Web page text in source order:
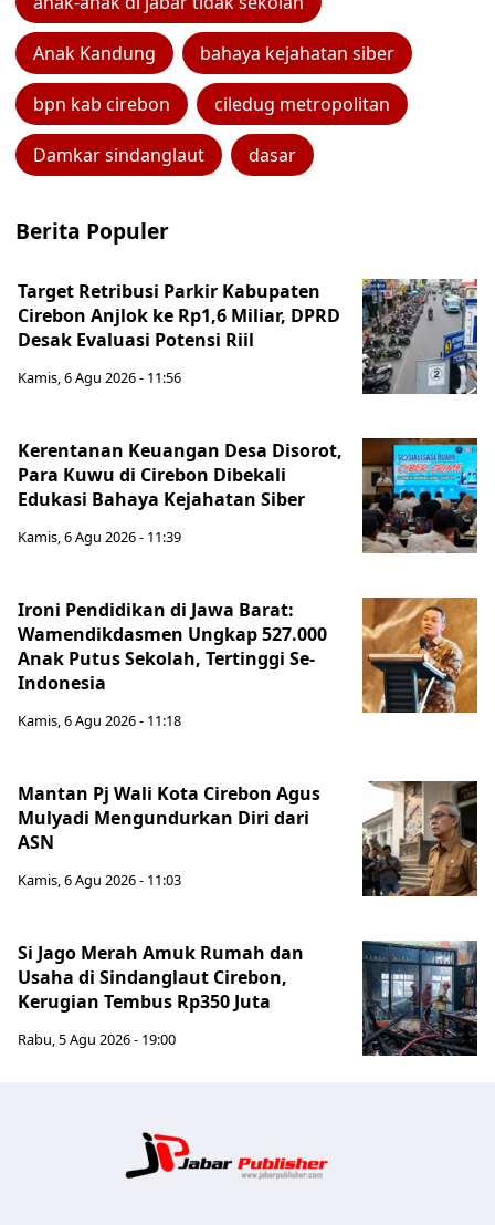
Anak Kandung bahaya kejahatan siber
bpn kab cirebon ciledug metropolitan
Damkar sindanglaut dasar
Berita Populer
Target Retribusi Parkir Kabupaten
Cirebon Anjlok ke Rp1,6 Miliar, DPRD
Desak Evaluasi Potensi Riil
Kamis, 6 Agu 2026 - 11:56
Kerentanan Keuangan Desa Disorot,
Para Kuwu di Cirebon Dibekali
Edukasi Bahaya Kejahatan Siber
Kamis, 6 Agu 2026 - 11:39
Ironi Pendidikan di Jawa Barat:
Wamendikdasmen Ungkap 527.000
Anak Putus Sekolah, Tertinggi Se-
Indonesia
Kamis, 6 Agu 2026 - 11:18
Mantan Pj Wali Kota Cirebon Agus
Mulyadi Mengundurkan Diri dari
ASN
Kamis, 6 Agu 2026 - 11:03
Si Jago Merah Amuk Rumah dan
Usaha di Sindanglaut Cirebon,
Kerugian Tembus Rp350 Juta
Rabu, 5 Agu 2026 - 19:00